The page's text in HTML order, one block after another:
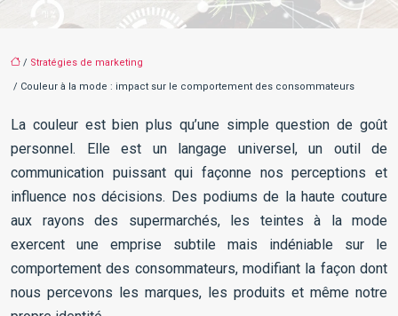
/ Stratégies de marketing
/ Couleur à la mode : impact sur le comportement des consommateurs
La couleur est bien plus qu’une simple question de goût
personnel. Elle est un langage universel, un outil de
communication puissant qui façonne nos perceptions et
influence nos décisions. Des podiums de la haute couture
aux rayons des supermarchés, les teintes à la mode
exercent une emprise subtile mais indéniable sur le
comportement des consommateurs, modifiant la façon dont
nous percevons les marques, les produits et même notre